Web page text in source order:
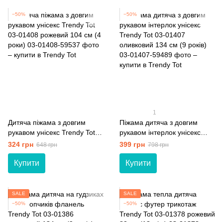
−50%
Дитяча піжама з довгим
рукавом унісекс Trendy Tot
03-01408 рожевий 104 см (4
роки)
324 грн 648 грн
Купити
−50%
1
Піжама дитяча з довгим
рукавом інтерлок унісекс
Trendy Tot 03-01407
оливковий 134 см (9 років)
399 грн 798 грн
Купити
SALE
−50%
SALE
−50%